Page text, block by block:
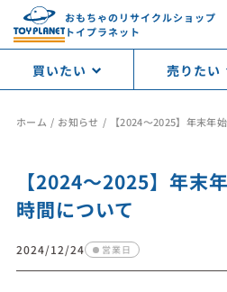
おもちゃのリサイクルショップ
トイプラネット
買いたい 売りたい
ホーム お知らせ 【2024～2025】年末年
【2024～2025】年末
時間について
2024/12/24 営業日